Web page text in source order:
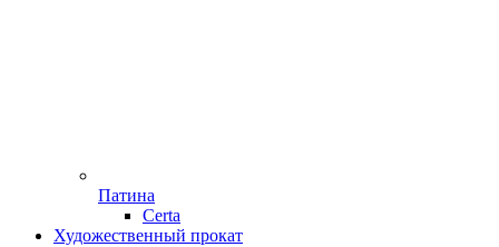
Патина
Certa
Художественный прокат